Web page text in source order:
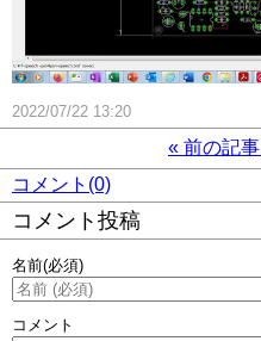
2022/07/22 13:20
« 前の記事
コメント(0)
コメント投稿
名前(必須)
コメント